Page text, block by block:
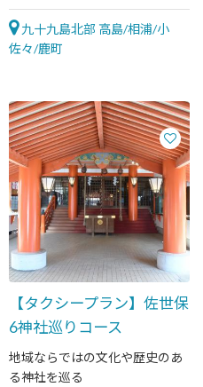
九十九島北部 高島/相浦/小
佐々/鹿町
【タクシープラン】佐世保
6神社巡りコース
地域ならではの文化や歴史のあ
る神社を巡る